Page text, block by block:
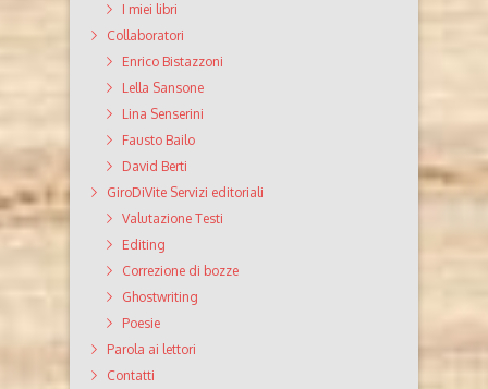
I miei libri
Collaboratori
Enrico Bistazzoni
Lella Sansone
Lina Senserini
Fausto Bailo
David Berti
GiroDiVite Servizi editoriali
Valutazione Testi
Editing
Correzione di bozze
Ghostwriting
Poesie
Parola ai lettori
Contatti